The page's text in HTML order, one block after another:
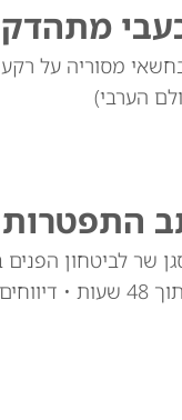
של 10 מיליון דולר, ברח בחשאי
הערבי)
שכיהן כחבר כנסת מטעם יש עתיד מאז
מכתב התפטרותו ליו"ר הכנסת •